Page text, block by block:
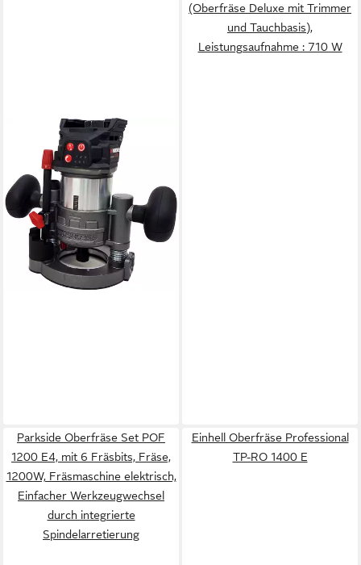
PARKSIDE PERFORMANCE®
Akku-Multifunktionsfräse 20V
Akku Multifräse Oberfräse
PMFAP 20 (ohne Akku),
Bürstenloser Motor
(Brushless Motor)
179,99 €
lieferbar - in 2-3 Werktagen bei dir
(Oberfräse Deluxe mit Trimmer
und Tauchbasis),
Leistungsaufnahme : 710 W
Parkside Oberfräse Set POF
1200 E4, mit 6 Fräsbits, Fräse,
1200W, Fräsmaschine elektrisch,
Einfacher Werkzeugwechsel
durch integrierte
Spindelarretierung
Einhell Oberfräse Professional
TP-RO 1400 E